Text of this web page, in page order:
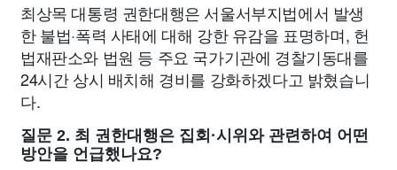
최상목 대통령 권한대행은 서울서부지법에서 발생
한 불법·폭력 사태에 대해 강한 유감을 표명하며, 헌
법재판소와 법원 등 주요 국가기관에 경찰기동대를
24시간 상시 배치해 경비를 강화하겠다고 밝혔습니
다.
질문 2. 최 권한대행은 집회·시위와 관련하여 어떤
방안을 언급했나요?